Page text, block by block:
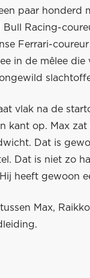
paar honderd
Bull Racing-
Ferrari-
in de mêlee
vlak na de
kant op. Max
Dat is
Dat is niet zo
heeft gewoon
Max,